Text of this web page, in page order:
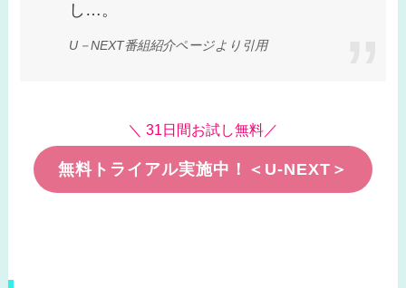
し…。
U－NEXT番組紹介ページより引用
＼ 31日間お試し無料／
無料トライアル実施中！＜U-NEXT＞